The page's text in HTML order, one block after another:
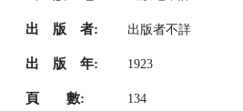
出 版 者: 出版者不詳
出 版 年: 1923
頁 數: 134